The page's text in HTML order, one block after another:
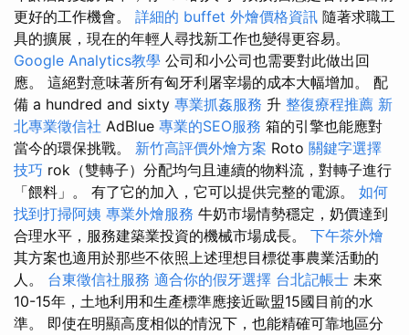
更好的工作機會。 詳細的 buffet 外燴價格資訊 隨著求職工
具的擴展，現在的年輕人尋找新工作也變得更容易。
Google Analytics教學 公司和小公司也需要對此做出回
應。 這絕對意味著所有匈牙利屠宰場的成本大幅增加。 配
備 a hundred and sixty 專業抓姦服務 升 整復療程推薦 新
北專業徵信社 AdBlue 專業的SEO服務 箱的引擎也能應對
當今的環保挑戰。 新竹高評價外燴方案 Roto 關鍵字選擇
技巧 rok（雙轉子）分配均勻且連續的物料流，對轉子進行
「餵料」。 有了它的加入，它可以提供完整的電源。 如何
找到打掃阿姨 專業外燴服務 牛奶市場情​​勢穩定，奶價達到
合理水平，服務建築業投資的機械市場成長。 下午茶外燴
其方案也適用於那些不依照上述理想目標從事農業活動的
人。 台東徵信社服務 適合你的假牙選擇 台北記帳士 未來
10-15年，土地利用和生產標準應接近歐盟15國目前的水
準。 即使在明顯高度相似的情況下，也能精確可靠地區分